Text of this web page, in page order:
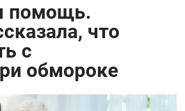
помощь.
что
с
обмороке